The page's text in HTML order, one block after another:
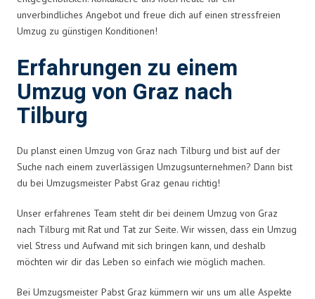
unverbindliches Angebot und freue dich auf einen stressfreien
Umzug zu günstigen Konditionen!
Erfahrungen zu einem
Umzug von Graz nach
Tilburg
Du planst einen Umzug von Graz nach Tilburg und bist auf der
Suche nach einem zuverlässigen Umzugsunternehmen? Dann bist
du bei Umzugsmeister Pabst Graz genau richtig!
Unser erfahrenes Team steht dir bei deinem Umzug von Graz
nach Tilburg mit Rat und Tat zur Seite. Wir wissen, dass ein Umzug
viel Stress und Aufwand mit sich bringen kann, und deshalb
möchten wir dir das Leben so einfach wie möglich machen.
Bei Umzugsmeister Pabst Graz kümmern wir uns um alle Aspekte